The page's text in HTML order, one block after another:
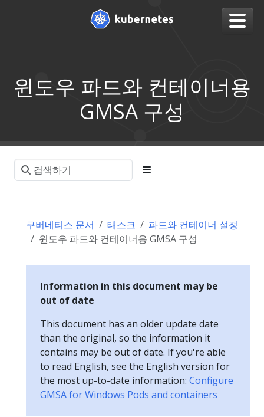
윈도우 파드와 컨테이너용
GMSA 구성
쿠버네티스 문서 태스크
파드와 컨테이너 설정
윈도우 파드와 컨테이너용 GMSA 구성
Information in this document may be
out of date
This document has an older update date
than the original, so the information it
contains may be out of date. If you're able
to read English, see the English version for
the most up-to-date information: Configure
GMSA for Windows Pods and containers